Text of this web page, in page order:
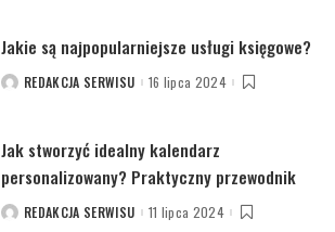
Jakie są najpopularniejsze usługi księgowe?
POSTEDREDAKCJA SERWISU 16 lipca 2024
Jak stworzyć idealny kalendarz
personalizowany? Praktyczny przewodnik
POSTEDREDAKCJA SERWISU 11 lipca 2024